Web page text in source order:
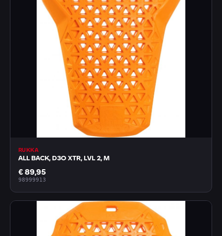
RUKKA
ALL BACK, D3O XTR, LVL 2, M
€ 89,95
98999913